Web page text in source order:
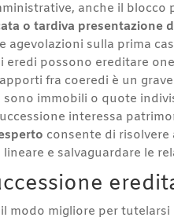
anche il blocco
o tardiva presentazione
sulla prima
eredi possono ereditare
fra coeredi è un
immobili o quote
interessa
consente di
e salvaguardare le
modo migliore per